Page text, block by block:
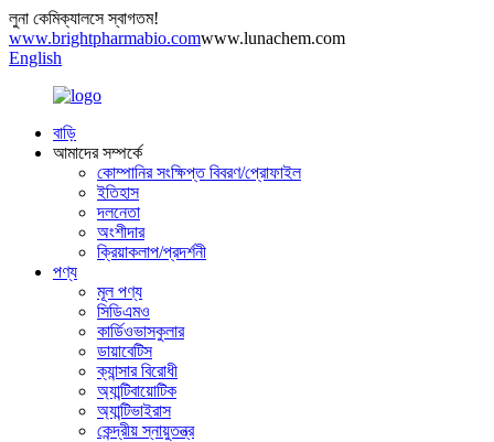
লুনা কেমিক্যালসে স্বাগতম!
www.brightpharmabio.comwww.lunachem.com
English
বাড়ি
আমাদের সম্পর্কে
কোম্পানির সংক্ষিপ্ত বিবরণ/প্রোফাইল
ইতিহাস
দলনেতা
অংশীদার
ক্রিয়াকলাপ/প্রদর্শনী
পণ্য
মূল পণ্য
সিডিএমও
কার্ডিওভাসকুলার
ডায়াবেটিস
ক্যান্সার বিরোধী
অ্যান্টিবায়োটিক
অ্যান্টিভাইরাস
কেন্দ্রীয় স্নায়ুতন্ত্র